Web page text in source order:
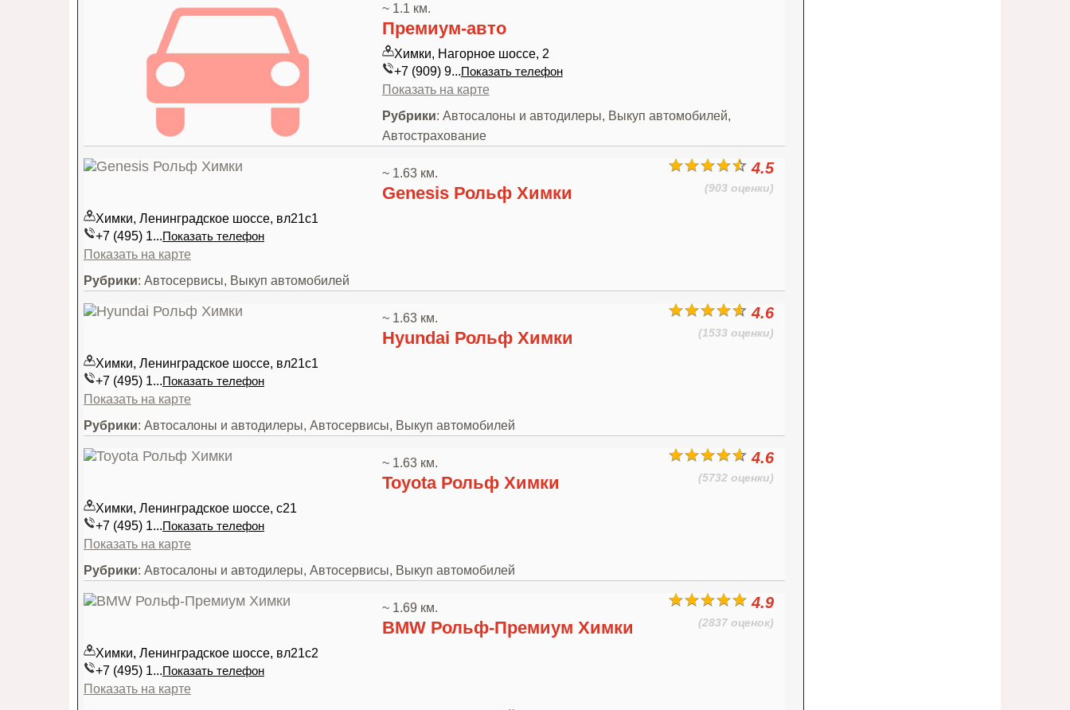
~ 1.1 км.
Премиум-авто
Химки, Нагорное шоссе, 2
+7 (909) 9...Показать телефон
Показать на карте
Рубрики: Автосалоны и автодилеры, Выкуп автомобилей,
Автострахование
4.5
(903 оценки)
~ 1.63 км.
Genesis Рольф Химки
Химки, Ленинградское шоссе, вл21с1
+7 (495) 1...Показать телефон
Показать на карте
Рубрики: Автосервисы, Выкуп автомобилей
4.6
(1533 оценки)
~ 1.63 км.
Hyundai Рольф Химки
Химки, Ленинградское шоссе, вл21с1
+7 (495) 1...Показать телефон
Показать на карте
Рубрики: Автосалоны и автодилеры, Автосервисы, Выкуп автомобилей
4.6
(5732 оценки)
~ 1.63 км.
Toyota Рольф Химки
Химки, Ленинградское шоссе, с21
+7 (495) 1...Показать телефон
Показать на карте
Рубрики: Автосалоны и автодилеры, Автосервисы, Выкуп автомобилей
4.9
(2837 оценок)
~ 1.69 км.
BMW Рольф-Премиум Химки
Химки, Ленинградское шоссе, вл21с2
+7 (495) 1...Показать телефон
Показать на карте